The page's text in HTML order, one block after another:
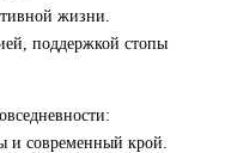
жизни.
поддержкой стопы
и современный крой.